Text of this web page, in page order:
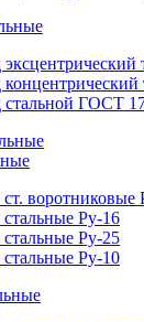
стальной ГОСТ
воротниковые
Ру-16
Ру-25
Ру-10